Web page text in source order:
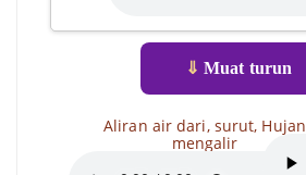
⇓ Muat turun
Aliran air dari, surut, Hujan
mengalir